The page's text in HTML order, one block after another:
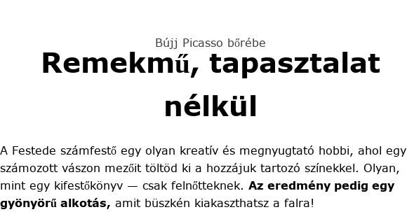
Bújj Picasso bőrébe
Remekmű, tapasztalat
nélkül
A Festede számfestő egy olyan kreatív és megnyugtató hobbi, ahol egy
számozott vászon mezőit töltöd ki a hozzájuk tartozó színekkel. Olyan,
mint egy kifestőkönyv — csak felnőtteknek. Az eredmény pedig egy
gyönyörű alkotás, amit büszkén kiakaszthatsz a falra!